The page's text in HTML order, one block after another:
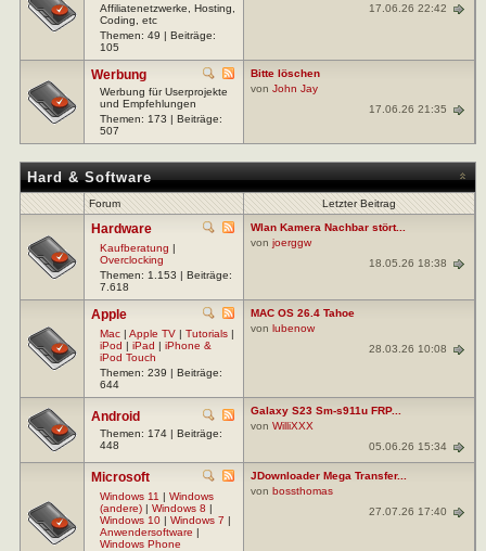
Affiliatenetzwerke, Hosting,
Coding, etc
Themen: 49 | Beiträge:
105
17.06.26 22:42
Werbung
Werbung für Userprojekte
und Empfehlungen
Themen: 173 | Beiträge:
507
Bitte löschen
von John Jay
17.06.26 21:35
Hard & Software
Forum Letzter Beitrag
Hardware
Kaufberatung |
Overclocking
Themen: 1.153 | Beiträge:
7.618
Wlan Kamera Nachbar stört...
von joerggw
18.05.26 18:38
Apple
Mac | Apple TV | Tutorials |
iPod | iPad | iPhone &
iPod Touch
Themen: 239 | Beiträge:
644
MAC OS 26.4 Tahoe
von lubenow
28.03.26 10:08
Android
Themen: 174 | Beiträge:
448
Galaxy S23 Sm-s911u FRP...
von WilliXXX
05.06.26 15:34
Microsoft
Windows 11 | Windows
(andere) | Windows 8 |
Windows 10 | Windows 7 |
Anwendersoftware |
Windows Phone
JDownloader Mega Transfer...
von bossthomas
27.07.26 17:40